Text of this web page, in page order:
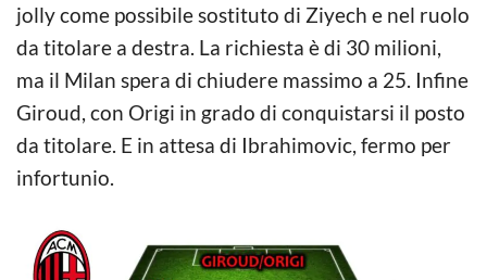
jolly come possibile sostituto di Ziyech e nel ruolo
da titolare a destra. La richiesta è di 30 milioni,
ma il Milan spera di chiudere massimo a 25. Infine
Giroud, con Origi in grado di conquistarsi il posto
da titolare. E in attesa di Ibrahimovic, fermo per
infortunio.